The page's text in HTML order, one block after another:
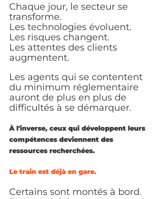
Chaque jour, le secteur se
transforme.
Les technologies évoluent.
Les risques changent.
Les attentes des clients
augmentent.
Les agents qui se contentent
du minimum réglementaire
auront de plus en plus de
difficultés à se démarquer.
À l'inverse, ceux qui développent leurs
compétences deviennent des
ressources recherchées.
Le train est déjà en gare.
Certains sont montés à bord.